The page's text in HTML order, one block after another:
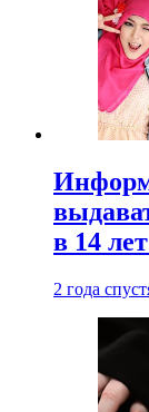
в 14
2 года